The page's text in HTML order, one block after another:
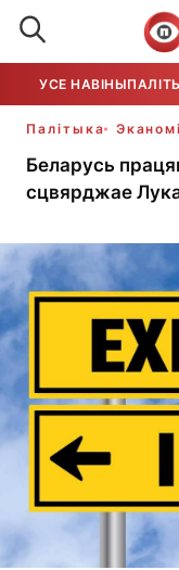
УСЕ НАВІНЫ
Палітыка
Беларусь
сцвярджае